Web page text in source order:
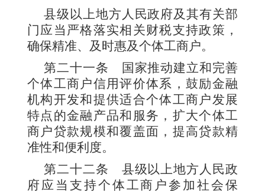
县级以上地方人民政府及其有关部
门应当严格落实相关财税支持政策，
确保精准、及时惠及个体工商户。
第二十一条
国家推动建立和完善
个体工商户信用评价体系，鼓励金融
机构开发和提供适合个体工商户发展
特点的金融产品和服务，扩大个体工
商户贷款规模和覆盖面，提高贷款精
准性和便利度。
第二十二条 县级以上地方人民政
府应当支持个体工商户参加社会保